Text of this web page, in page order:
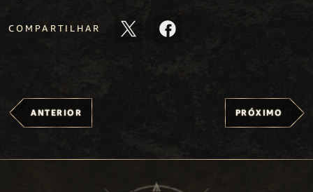
COMPARTILHAR
ANTERIOR PRÓXIMO